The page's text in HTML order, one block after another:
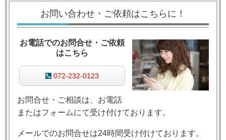
お問い合わせ・ご依頼はこちらに！
お電話でのお問合せ・ご依頼
はこちら
072-232-0123
お問合せ・ご相談は、お電話
またはフォームにて受け付けております。
メールでのお問合せは24時間受け付けております。